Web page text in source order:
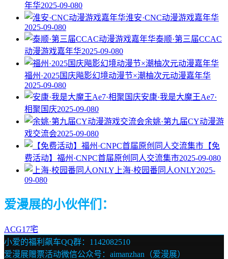
年华2025-09-080
淮安·CNC动漫游戏嘉年华
2025-09-080
泰顺·第三届CCAC
动漫游戏嘉年华2025-09-080
福州·2025国庆飚影幻境动漫节×潮柚次元动漫嘉年华
2025-09-080
安康·我是大魔王Ae7·
相聚国庆2025-09-080
余姚·第九届CY动漫游
戏交流会2025-09-080
【免
费活动】福州·CNPC首届原创同人交流集市2025-09-080
上海·校园番同人ONLY2025-
09-080
爱漫展的小伙伴们：
ACG17宅
小爱的福利飙车QQ群：1142082510
爱漫展赠票活动微信公众号：aimanzhan（爱漫展）